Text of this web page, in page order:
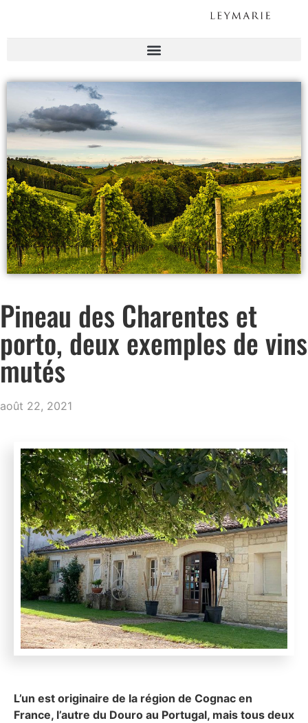
Pineau des Charentes et
porto, deux exemples de vins
mutés
août 22, 2021
L’un est originaire de la région de Cognac en
France, l’autre du Douro au Portugal, mais tous deux